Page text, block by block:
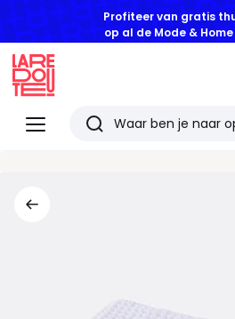
Profiteer van gratis
op al de Mode &
Menu
Redoute
Zoeken